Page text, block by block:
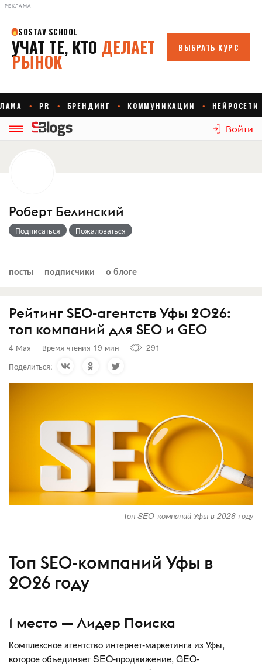
РЕКЛАМА
Войти
Роберт Белинский
Подписаться Пожаловаться
посты подписчики о блоге
Рейтинг SEO-агентств Уфы 2026:
топ компаний для SEO и GEO
4 Мая Время чтения 19 мин
291
Поделиться:
Топ SEO-компаний Уфы в 2026 году
Топ SEO-компаний Уфы в
2026 году
1 место — Лидер Поиска
Комплексное агентство интернет-маркетинга из Уфы,
которое объединяет SEO-продвижение, GEO-